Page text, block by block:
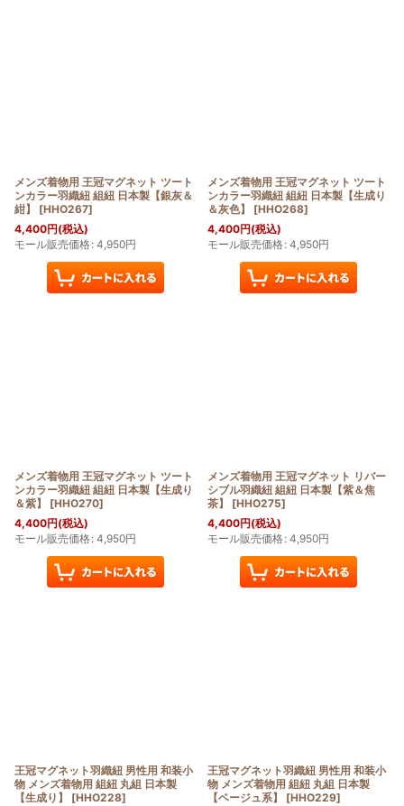
メンズ着物用 王冠マグネット ツート
ンカラー羽織紐 組紐 日本製【銀灰＆
紺】
[HHO267]
4,400円(税込)
モール販売価格: 4,950円
メンズ着物用 王冠マグネット ツート
ンカラー羽織紐 組紐 日本製【生成り
＆灰色】
[HHO268]
4,400円(税込)
モール販売価格: 4,950円
メンズ着物用 王冠マグネット ツート
ンカラー羽織紐 組紐 日本製【生成り
＆紫】
[HHO270]
4,400円(税込)
モール販売価格: 4,950円
メンズ着物用 王冠マグネット リバー
シブル羽織紐 組紐 日本製【紫＆焦
茶】
[HHO275]
4,400円(税込)
モール販売価格: 4,950円
王冠マグネット羽織紐 男性用 和装小
物 メンズ着物用 組紐 丸組 日本製
【生成り】
[HHO228]
王冠マグネット羽織紐 男性用 和装小
物 メンズ着物用 組紐 丸組 日本製
【ベージュ系】
[HHO229]